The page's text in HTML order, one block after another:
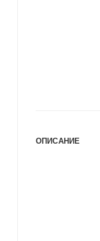
ОПИСАНИЕ